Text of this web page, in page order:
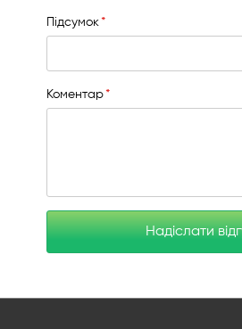
Підсумок
Коментар
Надіслати